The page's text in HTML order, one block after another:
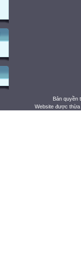
Bản quyền
Website được